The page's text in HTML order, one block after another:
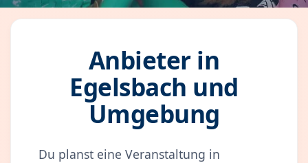
Anbieter in
Egelsbach und
Umgebung
Du planst eine Veranstaltung in